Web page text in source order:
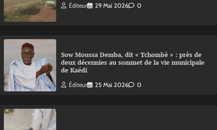
Éditeur 29 Mai 2026 0
Sow Moussa Demba, dit « Tchombè » : près de
deux décennies au sommet de la vie municipale
de Kaédi
Éditeur 25 Mai 2026 0